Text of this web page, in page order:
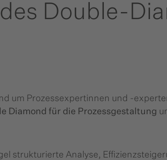
Double-
um Prozessexpertinnen und -
Diamond für die Prozessgestaltung
strukturierte Analyse,